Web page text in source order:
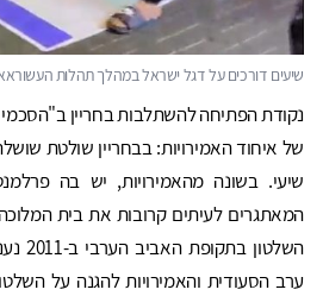
נקודת הפתיחה להשתלבות בחריין
של איחוד האמירויות: בבחריין שולטת
שיעי. בשונה מהאמירויות, יש בה
המאתגרים לעיתים קרובות את בית
ערב הסעודית והאמירויות להגנה על